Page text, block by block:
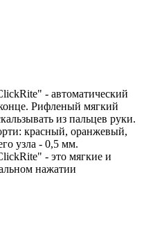
- автоматический
Рифленый мягкий
из пальцев руки.
красный, оранжевый,
узла - 0,5 мм.
- это мягкие и
нажатии